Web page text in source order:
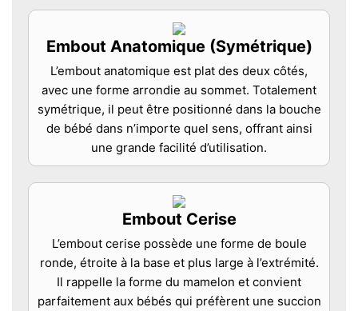
Embout Anatomique (Symétrique)
L’embout anatomique est plat des deux côtés,
avec une forme arrondie au sommet. Totalement
symétrique, il peut être positionné dans la bouche
de bébé dans n’importe quel sens, offrant ainsi
une grande facilité d’utilisation.
Embout Cerise
L’embout cerise possède une forme de boule
ronde, étroite à la base et plus large à l’extrémité.
Il rappelle la forme du mamelon et convient
parfaitement aux bébés qui préfèrent une succion